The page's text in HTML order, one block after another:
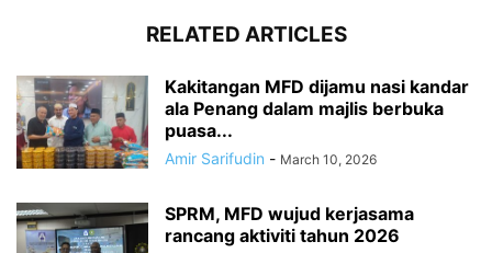
RELATED ARTICLES
Kakitangan MFD dijamu nasi kandar
ala Penang dalam majlis berbuka
puasa...
Amir Sarifudin - March 10, 2026
SPRM, MFD wujud kerjasama
rancang aktiviti tahun 2026